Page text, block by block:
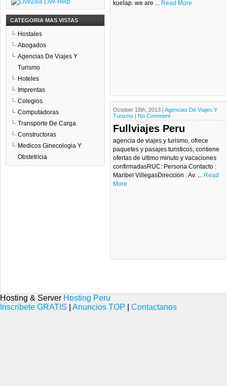
kuelap. we are ... Read More
October 18th, 2013 | Agencias De Viajes Y
Turismo| No Comment
Fullviajes Peru
agencia de viajes y turismo, ofrece
paquetes y pasajes turisticos, contiene
ofertas de ultimo minuto y vacaciones
confirmadasRUC: Persona Contacto :
Maribel VillegasDireccion : Av. ... Read
More
CATEGORIA MAS VISTAS
Hostales
Abogados
Agencias De Viajes Y
Turismo
Hoteles
Imprentas
Colegios
Computadoras
Transporte De Carga
Constructoras
Medicos Ginecologia Y
Obstetricia
Hosting & Server Hosting Peru
Inscribete GRATIS
Anuncios TOP Contactanos